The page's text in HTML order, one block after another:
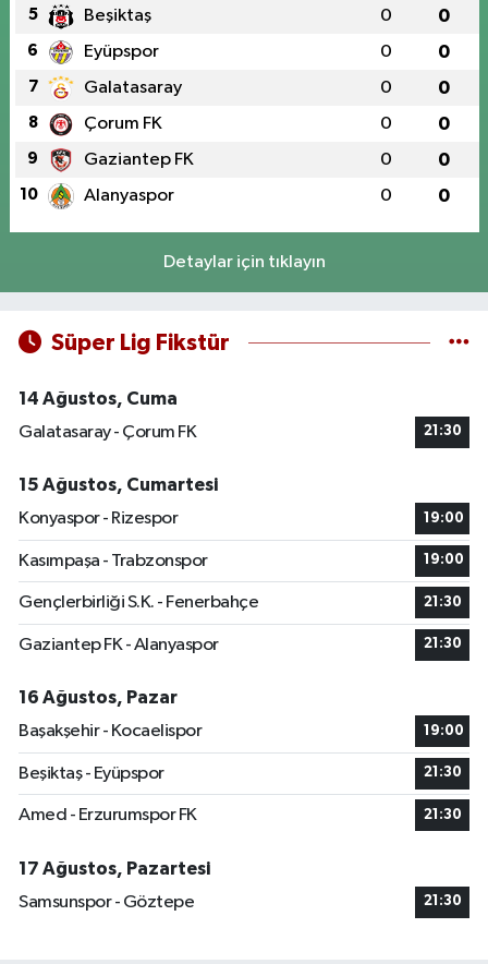
5 Beşiktaş 0 0
6 Eyüpspor 0 0
7 Galatasaray 0 0
8 Çorum FK 0 0
9 Gaziantep FK 0 0
10 Alanyaspor 0 0
Detaylar için tıklayın
Süper Lig Fikstür
14 Ağustos, Cuma
Galatasaray - Çorum FK
21:30
15 Ağustos, Cumartesi
Konyaspor - Rizespor
19:00
Kasımpaşa - Trabzonspor 19:00
Gençlerbirliği S.K. - Fenerbahçe 21:30
Gaziantep FK - Alanyaspor 21:30
16 Ağustos, Pazar
Başakşehir - Kocaelispor
19:00
Beşiktaş - Eyüpspor 21:30
Amed - Erzurumspor FK 21:30
17 Ağustos, Pazartesi
Samsunspor - Göztepe
21:30